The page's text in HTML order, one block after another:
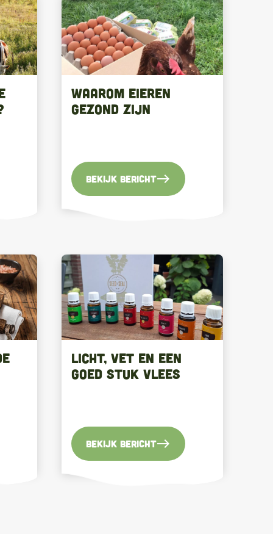
Waarom eieren
gezond zijn
Bekijk berichteast
Licht, vet en een
goed stuk vlees
Bekijk berichteast